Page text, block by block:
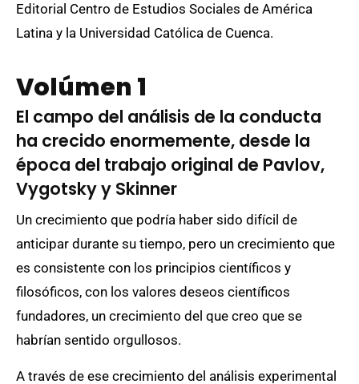
Editorial Centro de Estudios Sociales de América
Latina y la Universidad Católica de Cuenca.
Volúmen 1
El campo del análisis de la conducta
ha crecido enormemente, desde la
época del trabajo original de Pavlov,
Vygotsky y Skinner
Un crecimiento que podría haber sido difícil de
anticipar durante su tiempo, pero un crecimiento que
es consistente con los principios científicos y
filosóficos, con los valores deseos científicos
fundadores, un crecimiento del que creo que se
habrían sentido orgullosos.
A través de ese crecimiento del análisis experimental